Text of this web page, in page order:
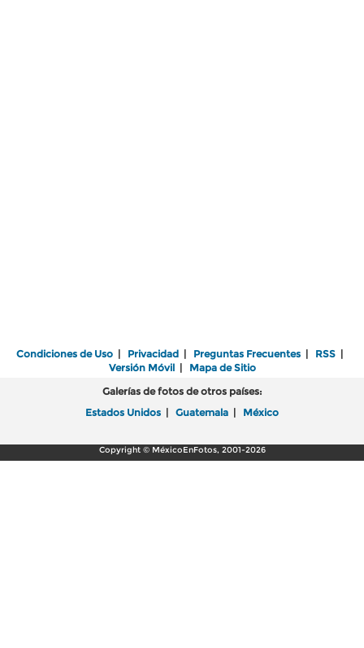
Condiciones de Uso | Privacidad | Preguntas Frecuentes | RSS |
Versión Móvil| Mapa de Sitio
Galerías de fotos de otros países:
Estados Unidos | Guatemala | México
Copyright © MéxicoEnFotos, 2001-2026